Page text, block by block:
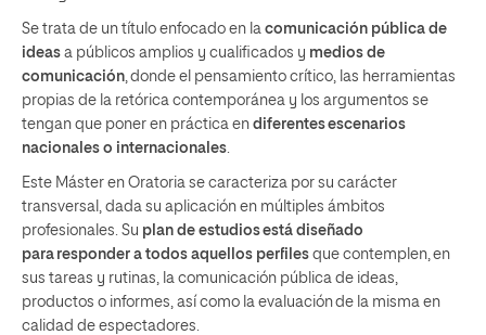
Se trata de un título enfocado en la comunicación pública de
ideas a públicos amplios y cualificados y medios de
comunicación, donde el pensamiento crítico, las herramientas
propias de la retórica contemporánea y los argumentos se
tengan que poner en práctica en diferentes escenarios
nacionales o internacionales.
Este Máster en Oratoria se caracteriza por su carácter
transversal, dada su aplicación en múltiples ámbitos
profesionales. Su plan de estudios está diseñado
para responder a todos aquellos perfiles que contemplen, en
sus tareas y rutinas, la comunicación pública de ideas,
productos o informes, así como la evaluación de la misma en
calidad de espectadores.